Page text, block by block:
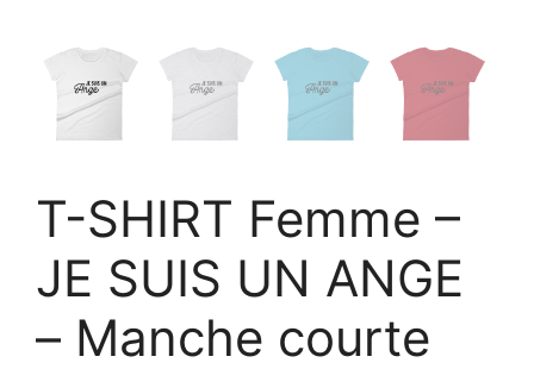
T-SHIRT Femme –
JE SUIS UN ANGE
– Manche courte